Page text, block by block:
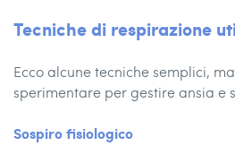
Tecniche di respirazione
Ecco alcune tecniche semplici,
sperimentare per gestire ansia e
Sospiro fisiologico